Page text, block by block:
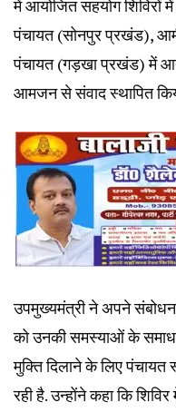
में आयोजित सहयोग शिविरों
पंचायत (सोनपुर प्रखंड),
पंचायत (गड़खा प्रखंड) में
आमजन से संवाद स्थापित
उपमुख्यमंत्री ने अपने संबोधन
को उनकी समस्याओं के
मुक्ति दिलाने के लिए
रही है. उन्होंने कहा कि